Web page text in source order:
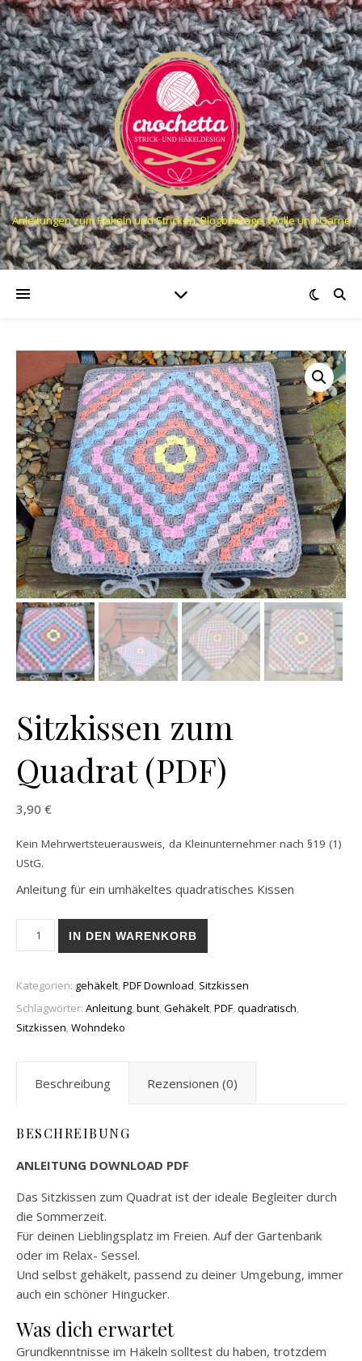
Anleitungen zum Häkeln und Stricken, Blogbeiträge, Wolle und Garne
Sitzkissen zum
Quadrat (PDF)
3,90 €
Kein Mehrwertsteuerausweis, da Kleinunternehmer nach §19 (1)
UStG.
Anleitung für ein umhäkeltes quadratisches Kissen
Sitzkissen zum Quadrat (PDF) Menge
IN DEN WARENKORB
Kategorien: gehäkelt,PDF Download, Sitzkissen
Schlagwörter: Anleitung,bunt,Gehäkelt,PDF,quadratisch,
Sitzkissen,Wohndeko
Beschreibung Rezensionen (0)
BESCHREIBUNG
ANLEITUNG DOWNLOAD PDF
Das Sitzkissen zum Quadrat ist der ideale Begleiter durch
die Sommerzeit.
Für deinen Lieblingsplatz im Freien. Auf der Gartenbank
oder im Relax- Sessel.
Und selbst gehäkelt, passend zu deiner Umgebung, immer
auch ein schöner Hingucker.
Was dich erwartet
Grundkenntnisse im Häkeln solltest du haben, trotzdem